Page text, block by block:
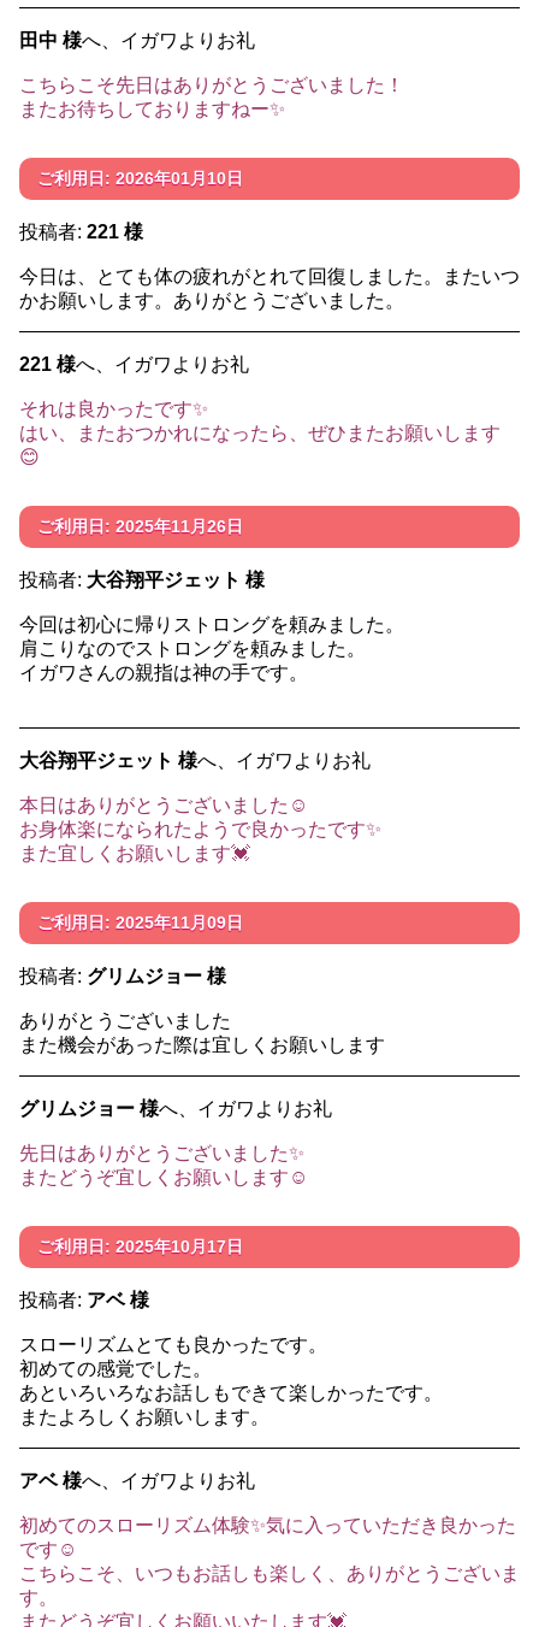
田中 様へ、イガワよりお礼
こちらこそ先日はありがとうございました！
またお待ちしておりますねー✨️
ご利用日: 2026年01月10日
投稿者: 221 様
今日は、とても体の疲れがとれて回復しました。またいつ
かお願いします。ありがとうございました。
221 様へ、イガワよりお礼
それは良かったです✨
はい、またおつかれになったら、ぜひまたお願いします
😊
ご利用日: 2025年11月26日
投稿者: 大谷翔平ジェット 様
今回は初心に帰りストロングを頼みました。
肩こりなのでストロングを頼みました。
イガワさんの親指は神の手です。
大谷翔平ジェット 様へ、イガワよりお礼
本日はありがとうございました☺️
お身体楽になられたようで良かったです✨
また宜しくお願いします💓
ご利用日: 2025年11月09日
投稿者: グリムジョー 様
ありがとうございました
また機会があった際は宜しくお願いします
グリムジョー 様へ、イガワよりお礼
先日はありがとうございました✨
またどうぞ宜しくお願いします☺️
ご利用日: 2025年10月17日
投稿者: アベ 様
スローリズムとても良かったです。
初めての感覚でした。
あといろいろなお話しもできて楽しかったです。
またよろしくお願いします。
アベ 様へ、イガワよりお礼
初めてのスローリズム体験✨気に入っていただき良かった
です☺️
こちらこそ、いつもお話しも楽しく、ありがとうございま
す。
またどうぞ宜しくお願いいたします💓